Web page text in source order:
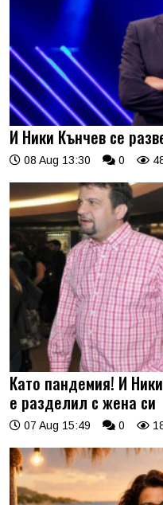
И Ники Кънчев се
08 Aug 13:30 0
Като пандемия! И
е разделил с жена си
07 Aug 15:49 0